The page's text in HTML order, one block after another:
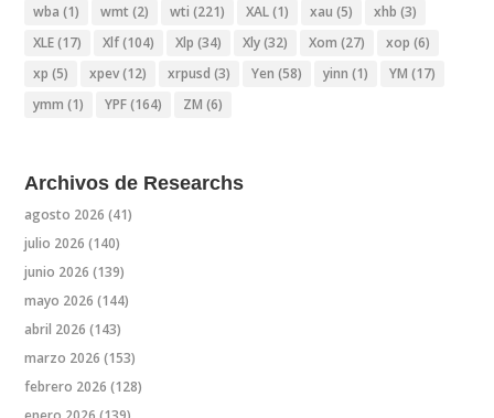
wba (1) wmt (2) wti (221) XAL(1) xau (5) xhb (3)
XLE(17) Xlf(104) Xlp (34) Xly(32) Xom (27) xop (6)
xp (5) xpev(12) xrpusd (3) Yen (58) yinn (1) YM (17)
ymm (1) YPF(164) ZM (6)
Archivos de Researchs
agosto 2026 (41)
julio 2026 (140)
junio 2026 (139)
mayo 2026 (144)
abril 2026 (143)
marzo 2026 (153)
febrero 2026 (128)